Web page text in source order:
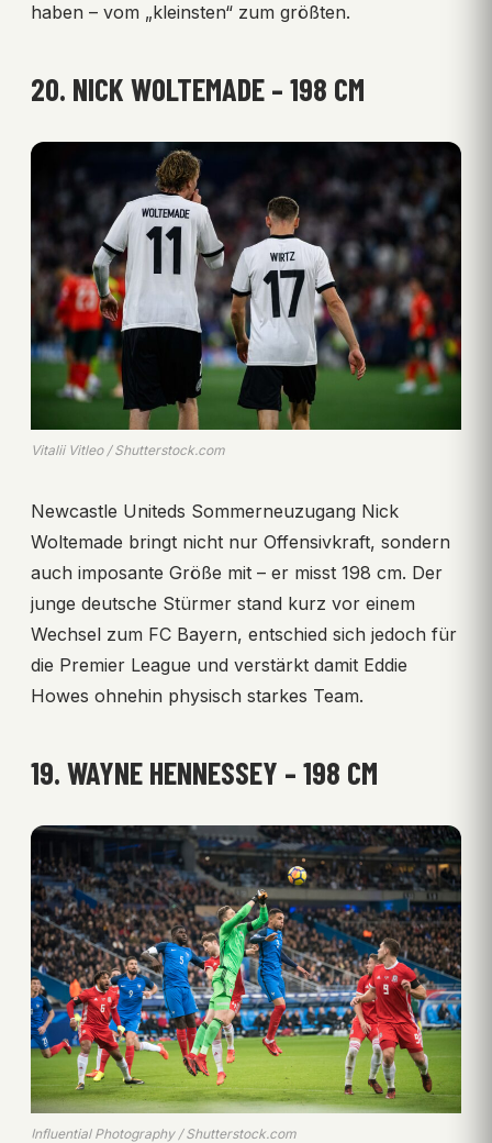
haben – vom „kleinsten“ zum größten.
20. NICK WOLTEMADE – 198 CM
Vitalii Vitleo / Shutterstock.com
Newcastle Uniteds Sommerneuzugang Nick
Woltemade bringt nicht nur Offensivkraft, sondern
auch imposante Größe mit – er misst 198 cm. Der
junge deutsche Stürmer stand kurz vor einem
Wechsel zum FC Bayern, entschied sich jedoch für
die Premier League und verstärkt damit Eddie
Howes ohnehin physisch starkes Team.
19. WAYNE HENNESSEY – 198 CM
Influential Photography / Shutterstock.com